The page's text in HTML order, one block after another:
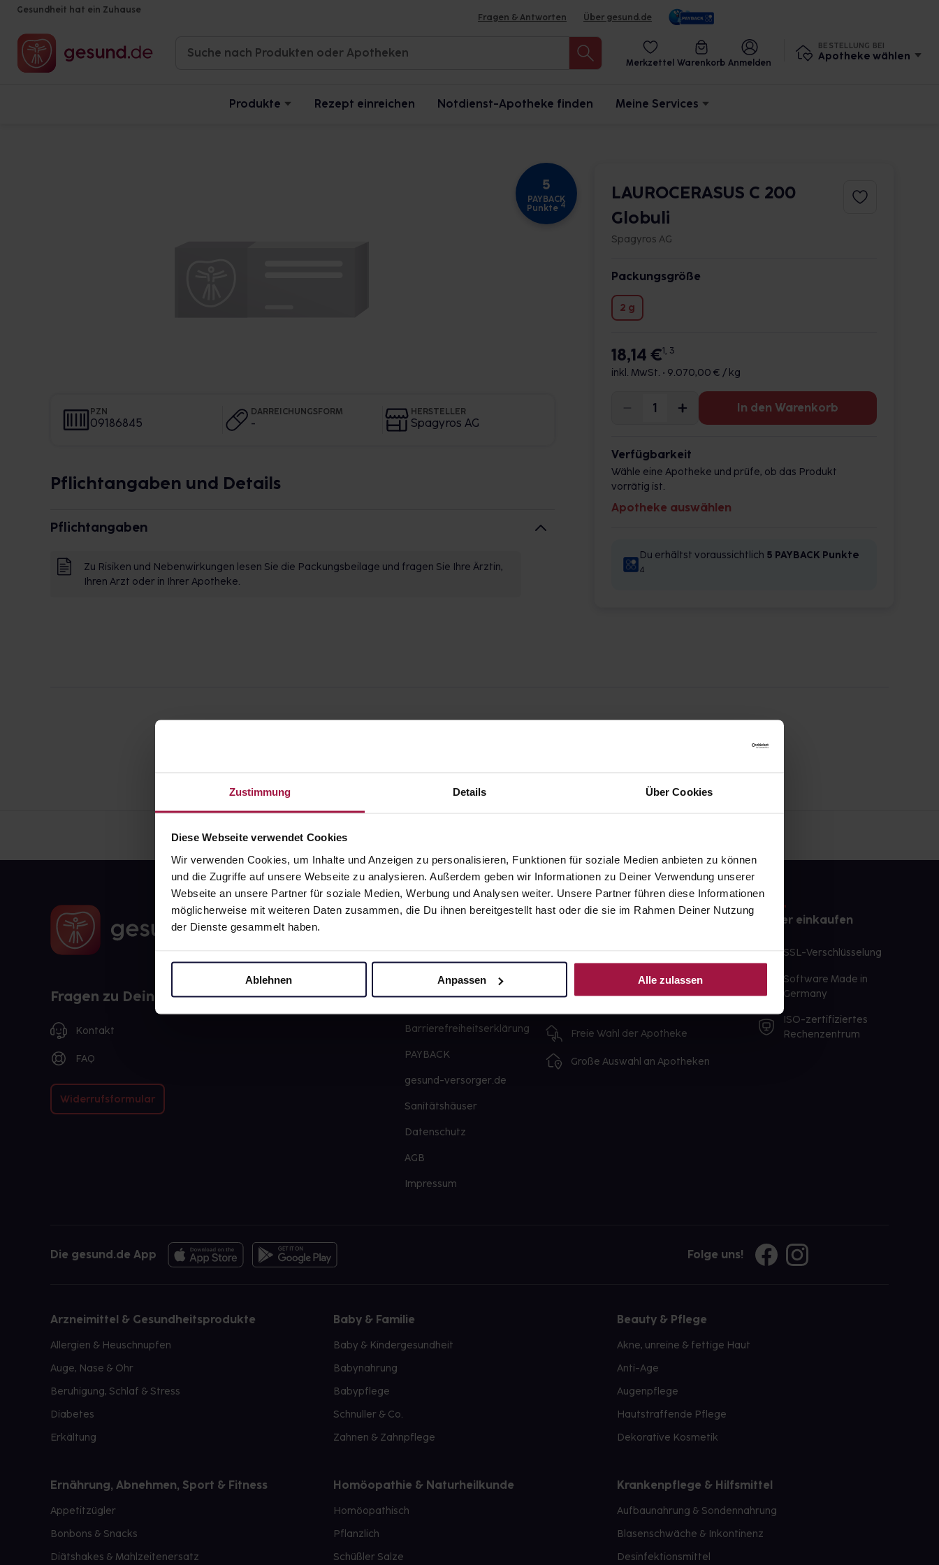
Zustimmung Details Über Cookies
Diese Webseite verwendet Cookies
Wir verwenden Cookies, um Inhalte und Anzeigen zu personalisieren, Funktionen für soziale Medien anbieten zu können
und die Zugriffe auf unsere Webseite zu analysieren. Außerdem geben wir Informationen zu Deiner Verwendung unserer
Webseite an unsere Partner für soziale Medien, Werbung und Analysen weiter. Unsere Partner führen diese Informationen
möglicherweise mit weiteren Daten zusammen, die Du ihnen bereitgestellt hast oder die sie im Rahmen Deiner Nutzung
der Dienste gesammelt haben.
Ablehnen Anpassen Alle zulassen
Gesundheit hat ein Zuhause
Fragen & Antworten Über gesund.de
Merkzettel Warenkorb Anmelden
BESTELLUNG BEI
Apotheke wählen
Produkte Rezept einreichen Notdienst-Apotheke finden Meine Services
5
PAYBACK
Punkte 4
PZN
09186845
DARREICHUNGSFORM
-
HERSTELLER
Spagyros AG
Pflichtangaben und Details
Pflichtangaben
Zu Risiken und Nebenwirkungen lesen Sie die Packungsbeilage und fragen Sie Ihre Ärztin,
Ihren Arzt oder in Ihrer Apotheke.
LAUROCERASUS C 200
Globuli
Spagyros AG
Packungsgröße
2 g
18,14 €1, 3
inkl. MwSt. • 9.070,00 € / kg
In den Warenkorb
Verfügbarkeit
Wähle eine Apotheke und prüfe, ob das Produkt
vorrätig ist.
Apotheke auswählen
Du erhältst voraussichtlich 5 PAYBACK Punkte
4
Fragen zu Deiner Bestellung?
Kontakt
FAQ
Widerrufsformular
Karriere
Barrierefreiheitserklärung
PAYBACK
gesund-versorger.de
Sanitätshäuser
Datenschutz
AGB
Impressum
sofort abholbereit
Freie Wahl der Apotheke
Große Auswahl an Apotheken
Sicher einkaufen
SSL-Verschlüsselung
Software Made in
Germany
ISO-zertifiziertes
Rechenzentrum
Die gesund.de App Folge uns!
Arzneimittel & Gesundheitsprodukte
Allergien & Heuschnupfen
Auge, Nase & Ohr
Beruhigung, Schlaf & Stress
Diabetes
Erkältung
Baby & Familie
Baby & Kindergesundheit
Babynahrung
Babypflege
Schnuller & Co.
Zahnen & Zahnpflege
Beauty & Pflege
Akne, unreine & fettige Haut
Anti-Age
Augenpflege
Hautstraffende Pflege
Dekorative Kosmetik
Ernährung, Abnehmen, Sport & Fitness
Appetitzügler
Bonbons & Snacks
Diätshakes & Mahlzeitenersatz
Homöopathie & Naturheilkunde
Homöopathisch
Pflanzlich
Schüßler Salze
Krankenpflege & Hilfsmittel
Aufbaunahrung & Sondennahrung
Blasenschwäche & Inkontinenz
Desinfektionsmittel